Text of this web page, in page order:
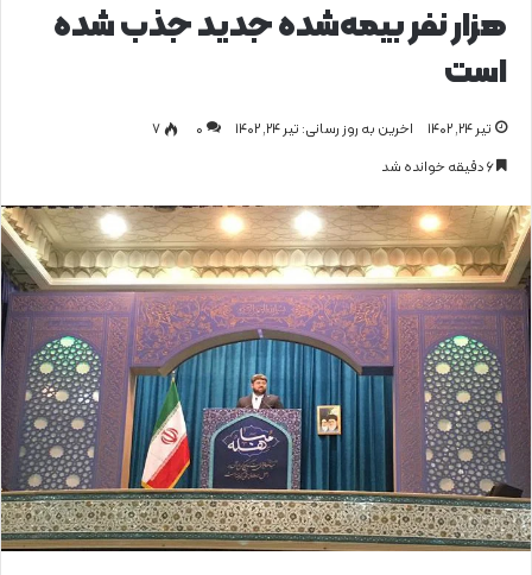
هزار نفر بیمه‌شده جدید جذب شده
است
تیر ۲۴, ۱۴۰۲ اخرین به روز رسانی: تیر ۲۴, ۱۴۰۲ 0
۷